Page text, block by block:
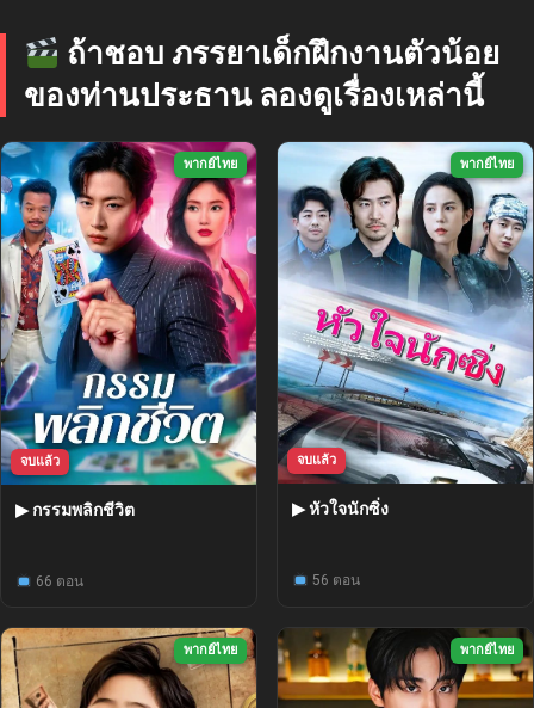
ถ้าชอบ ภรรยาเด็กฝึกงานตัวน้อย
ของท่านประธาน ลองดูเรื่องเหล่านี้
พากย์ไทย
จบแล้ว
▶ กรรมพลิกชีวิต
66 ตอน
พากย์ไทย
จบแล้ว
▶ หัวใจนักซิ่ง
56 ตอน
พากย์ไทย พากย์ไทย